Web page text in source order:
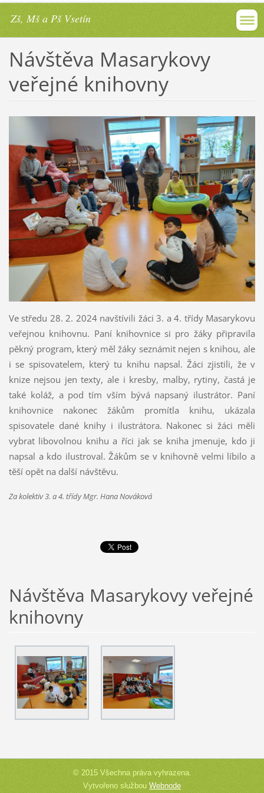
Zš, Mš a Pš Vsetín
Návštěva Masarykovy
veřejné knihovny
Ve středu 28. 2. 2024 navštívili žáci 3. a 4. třídy Masarykovu
veřejnou knihovnu. Paní knihovnice si pro žáky připravila
pěkný program, který měl žáky seznámit nejen s knihou, ale
i se spisovatelem, který tu knihu napsal. Žáci zjistili, že v
knize nejsou jen texty, ale i kresby, malby, rytiny, častá je
také koláž, a pod tím vším bývá napsaný ilustrátor. Paní
knihovnice nakonec žákům promítla knihu, ukázala
spisovatele dané knihy i ilustrátora. Nakonec si žáci měli
vybrat libovolnou knihu a říci jak se kniha jmenuje, kdo ji
napsal a kdo ilustroval. Žákům se v knihovně velmi líbilo a
těší opět na další návštěvu.
Za kolektiv 3. a 4. třídy Mgr. Hana Nováková
Návštěva Masarykovy veřejné
knihovny
© 2015 Všechna práva vyhrazena.
Vytvořeno službouWebnode